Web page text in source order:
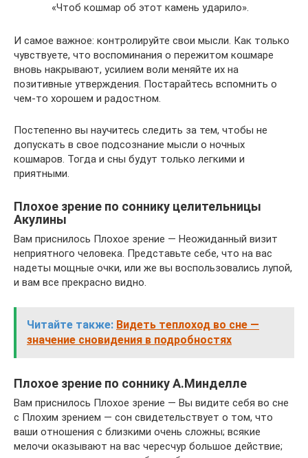
«Чтоб кошмар об этот камень ударило».
И самое важное: контролируйте свои мысли. Как только
чувствуете, что воспоминания о пережитом кошмаре
вновь накрывают, усилием воли меняйте их на
позитивные утверждения. Постарайтесь вспомнить о
чем-то хорошем и радостном.
Постепенно вы научитесь следить за тем, чтобы не
допускать в свое подсознание мысли о ночных
кошмаров. Тогда и сны будут только легкими и
приятными.
Плохое зрение по соннику целительницы
Акулины
Вам приснилось Плохое зрение — Неожиданный визит
неприятного человека. Представьте себе, что на вас
надеты мощные очки, или же вы воспользовались лупой,
и вам все прекрасно видно.
Читайте также: Видеть теплоход во сне —
значение сновидения в подробностях
Плохое зрение по соннику А.Минделле
Вам приснилось Плохое зрение — Вы видите себя во сне
с Плохим зрением — сон свидетельствует о том, что
ваши отношения с близкими очень сложны; всякие
мелочи оказывают на вас чересчур большое действие;